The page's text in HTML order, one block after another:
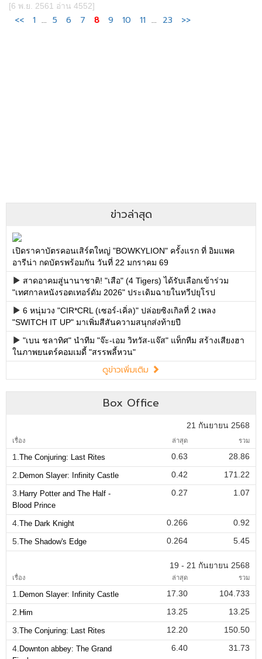
[6 พ.ย. 2561 อ่าน 4552]
<< 1 ... 5 6 7 8 9 10 11 ... 23 >>
ข่าวล่าสุด
เปิดราคาบัตรคอนเสิร์ตใหญ่ "BOWKYLION" ครั้งแรก ที่ อิมแพค
อารีน่า กดบัตรพร้อมกัน วันที่ 22 มกราคม 69
สาดอาคมสู่นานาชาติ! "เสือ" (4 Tigers) ได้รับเลือกเข้าร่วม
"เทศกาลหนังรอตเทอร์ดัม 2026" ประเดิมฉายในทวีปยุโรป
6 หนุ่มวง "CIR*CRL (เซอร์-เคิ่ล)" ปล่อยซิงเกิลที่ 2 เพลง
"SWITCH IT UP" มาเพิ่มสีสันความสนุกส่งท้ายปี
"เบน ชลาทิศ" นำทีม "จ๊ะ-เอม วิทวัส-แจ๊ส" แท็กทีม สร้างเสียงฮา
ในภาพยนตร์คอมเมดี้ "สรรพลี้หวน"
ดูข่าวเพิ่มเติม
Box Office
21 กันยายน 2568
เรื่อง ล่าสุด รวม
1. The Conjuring: Last Rites 0.63
28.86
2. Demon Slayer: Infinity Castle 0.42
171.22
3. Harry Potter and The Half -
Blood Prince
0.27 1.07
4. The Dark Knight 0.266
0.92
5. The Shadow's Edge 0.264 5.45
19 - 21 กันยายน 2568
เรื่อง ล่าสุด รวม
1. Demon Slayer: Infinity Castle 17.30
104.733
2. Him 13.25
13.25
3. The Conjuring: Last Rites 12.20
150.50
4. Downton abbey: The Grand
6.40 31.73